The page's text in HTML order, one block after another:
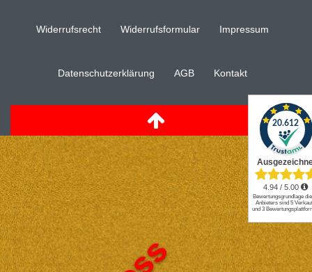
Widerrufs­recht Widerrufs­formular Impressum
Daten­schutz­erklärung AGB Kontakt